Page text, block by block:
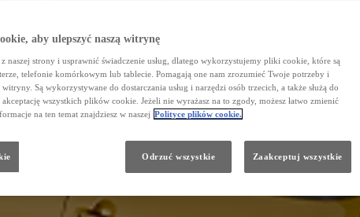
aby ulepszyć naszą witrynę
naszej strony i usprawnić świadczenie usług, dlatego wykorzystujemy pliki cookie, które są
telefonie komórkowym lub tablecie. Pomagają one nam zrozumieć Twoje potrzeby i
Są wykorzystywane do dostarczania usług i narzędzi osób trzecich, a także służą do
wszystkich plików cookie. Jeżeli nie wyrażasz na to zgody, możesz łatwo zmienić
na ten temat znajdziesz w naszej Polityce plików cookie.
Odrzuć wszystkie Zaakceptuj wszystkie